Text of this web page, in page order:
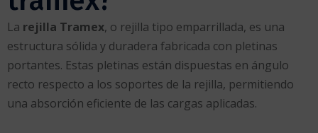
La rejilla Tramex, o rejilla tipo emparrillada, es una
estructura sólida y duradera fabricada con pletinas
portantes. Estas pletinas están dispuestas en ángulo
recto respecto a los soportes de la rejilla, permitiendo
una absorción eficiente de las cargas aplicadas.